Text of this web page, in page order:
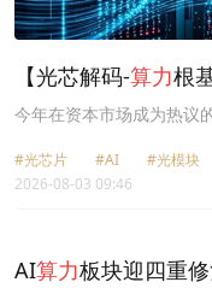
【光芯解码-算力根
片？
今年在资本市场成为热议
的核心光模块，很大部分
#光芯片 #AI
#光模块
2026-08-03 09:46
AI算力板块迎四重